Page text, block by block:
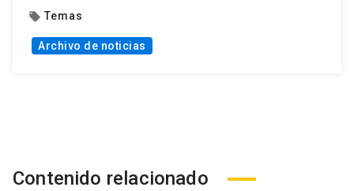
local_offer Temas
Archivo de noticias
Contenido relacionado